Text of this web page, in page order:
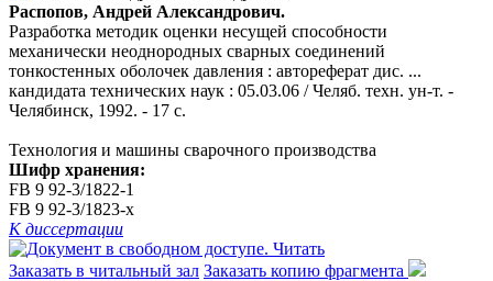
Распопов, Андрей Александрович.
Разработка методик оценки несущей способности
механически неоднородных сварных соединений
тонкостенных оболочек давления : автореферат дис. ...
кандидата технических наук : 05.03.06 / Челяб. техн. ун-т. -
Челябинск, 1992. - 17 с.
Технология и машины сварочного производства
Шифр хранения:
FB 9 92-3/1822-1
FB 9 92-3/1823-x
К диссертации
Читать
Заказать в читальный зал Заказать копию фрагмента